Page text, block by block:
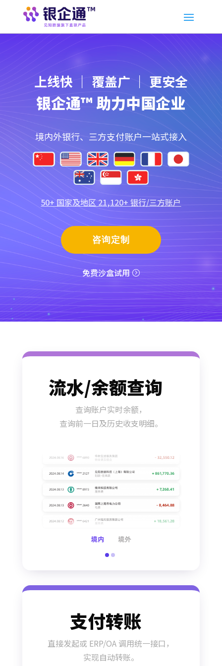
上线快 ｜ 覆盖广 ｜ 更安全
银企通™ 助力中国企业
境内外银行、三方支付账户一站式接入
50+ 国家及地区 21,120+ 银行/三方账户
咨询定制
免费沙盒试用
流水/余额查询
查询账户实时余额，
查询前一日及历史收支明细。
支付转账
直接发起或 ERP/OA 调用统一接口，
实现自动转账。